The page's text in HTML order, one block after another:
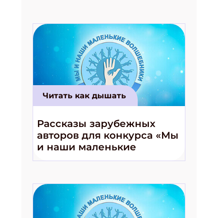
Читать как дышать
Рассказы зарубежных
авторов для конкурса «Мы
и наши маленькие
волшебники!»
Подпишись на рассылку